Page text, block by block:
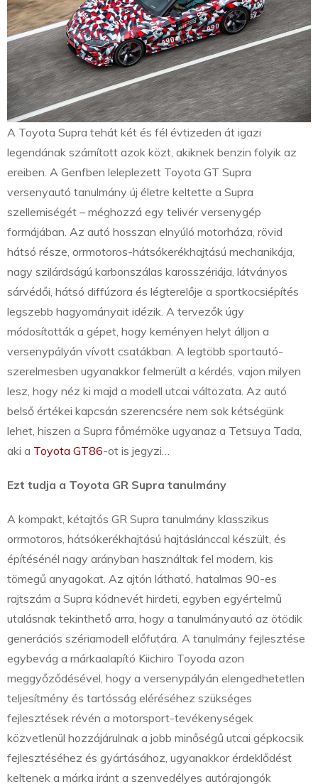
A Toyota Supra tehát két és fél évtizeden át igazi
legendának számított azok közt, akiknek benzin folyik az
ereiben. A Genfben leleplezett Toyota GT Supra
versenyautó tanulmány új életre keltette a Supra
szellemiségét – méghozzá egy telivér versenygép
formájában. Az autó hosszan elnyúló motorháza, rövid
hátsó része, orrmotoros-hátsókerékhajtású mechanikája,
nagy szilárdságú karbonszálas karosszériája, látványos
sárvédői, hátsó diffúzora és légterelője a sportkocsiépítés
legszebb hagyományait idézik. A tervezők úgy
módosították a gépet, hogy keményen helyt álljon a
versenypályán vívott csatákban. A legtöbb sportautó-
szerelmesben ugyanakkor felmerült a kérdés, vajon milyen
lesz, hogy néz ki majd a modell utcai változata. Az autó
belső értékei kapcsán szerencsére nem sok kétségünk
lehet, hiszen a Supra főmérnöke ugyanaz a Tetsuya Tada,
aki a Toyota GT86-ot is jegyzi…
Ezt tudja a Toyota GR Supra tanulmány
A kompakt, kétajtós GR Supra tanulmány klasszikus
orrmotoros, hátsókerékhajtású hajtáslánccal készült, és
építésénél nagy arányban használtak fel modern, kis
tömegű anyagokat. Az ajtón látható, hatalmas 90-es
rajtszám a Supra kódnevét hirdeti, egyben egyértelmű
utalásnak tekinthető arra, hogy a tanulmányautó az ötödik
generációs szériamodell előfutára. A tanulmány fejlesztése
egybevág a márkaalapító Kiichiro Toyoda azon
meggyőződésével, hogy a versenypályán elengedhetetlen
teljesítmény és tartósság eléréséhez szükséges
fejlesztések révén a motorsport-tevékenységek
közvetlenül hozzájárulnak a jobb minőségű utcai gépkocsik
fejlesztéséhez és gyártásához, ugyanakkor érdeklődést
keltenek a márka iránt a szenvedélyes autórajongók